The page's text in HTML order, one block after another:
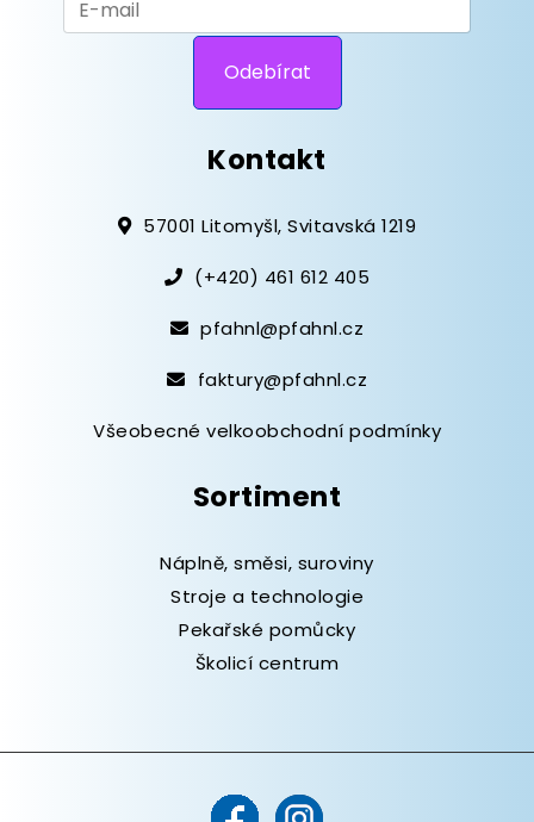
Kontakt
57001 Litomyšl, Svitavská 1219
(+420) 461 612 405
pfahnl@pfahnl.cz
faktury@pfahnl.cz
Všeobecné velkoobchodní podmínky
Sortiment
Náplně, směsi, suroviny
Stroje a technologie
Pekařské pomůcky
Školicí centrum